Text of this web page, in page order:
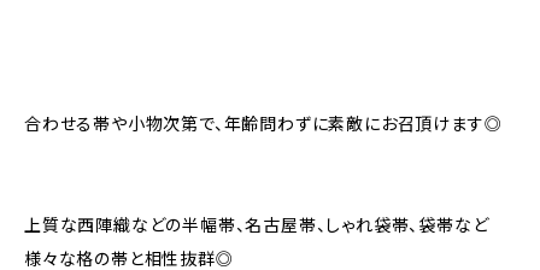
合わせる帯や小物次第で、年齢問わずに素敵にお召頂けます◎
上質な西陣織などの半幅帯、名古屋帯、しゃれ袋帯、袋帯など
様々な格の帯と相性抜群◎